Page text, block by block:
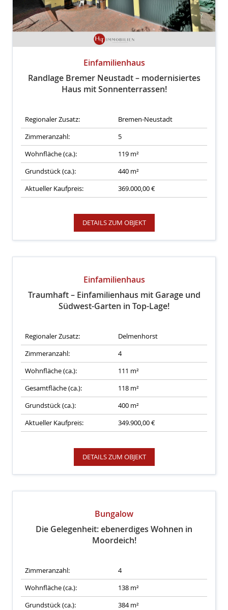
Einfamilienhaus
Randlage Bremer Neustadt – modernisiertes
Haus mit Sonnenterrassen!
Regionaler Zusatz:
Bremen-Neustadt
Zimmeranzahl:
5
Wohnfläche (ca.):
119 m²
Grundstück (ca.):
440 m²
Aktueller Kaufpreis:
369.000,00 €
DETAILS ZUM OBJEKT
Einfamilienhaus
Traumhaft – Einfamilienhaus mit Garage und
Südwest-Garten in Top-Lage!
Regionaler Zusatz:
Delmenhorst
Zimmeranzahl:
4
Wohnfläche (ca.):
111 m²
Gesamtfläche (ca.):
118 m²
Grundstück (ca.):
400 m²
Aktueller Kaufpreis:
349.900,00 €
DETAILS ZUM OBJEKT
Bungalow
Die Gelegenheit: ebenerdiges Wohnen in
Moordeich!
Zimmeranzahl:
4
Wohnfläche (ca.):
138 m²
Grundstück (ca.):
384 m²